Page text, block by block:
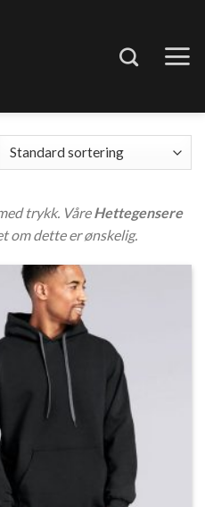
trykk. VåreHettegensere
om dette er ønskelig.